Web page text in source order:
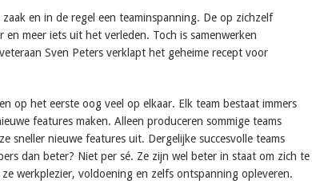
en in de regel een teaminspanning. De op zichzelf
en meer iets uit het verleden. Toch is samenwerken
Sven Peters verklapt het geheime recept voor
op het eerste oog veel op elkaar. Elk team bestaat immers
features maken. Alleen produceren sommige teams
sneller nieuwe features uit. Dergelijke succesvolle teams
dan beter? Niet per sé. Ze zijn wel beter in staat om zich te
werkplezier, voldoening en zelfs ontspanning opleveren.